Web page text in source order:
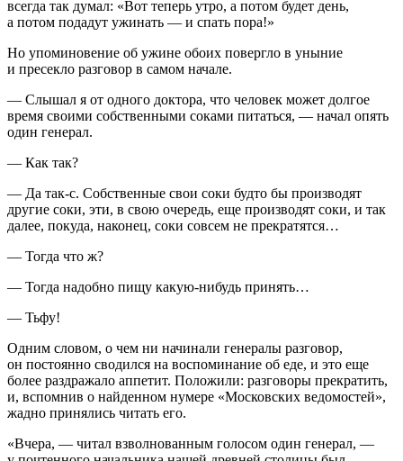
всегда так думал: «Вот теперь утро, а потом будет день,
а потом подадут ужинать — и спать пора!»
Но упоминовение об ужине обоих повергло в уныние
и пресекло разговор в самом начале.
— Слышал я от одного доктора, что человек может долгое
время своими собственными соками питаться, — начал опять
один генерал.
— Как так?
— Да так-с. Собственные свои соки будто бы производят
другие соки, эти, в свою очередь, еще производят соки, и так
далее, покуда, наконец, соки совсем не прекратятся…
— Тогда что ж?
— Тогда надобно пищу какую-нибудь принять…
— Тьфу!
Одним словом, о чем ни начинали генералы разговор,
он постоянно сводился на воспоминание об еде, и это еще
более раздражало аппетит. Положили: разговоры прекратить,
и, вспомнив о найденном нумере «Московских ведомостей»,
жадно принялись читать его.
«Вчера, — читал взволнованным голосом один генерал, —